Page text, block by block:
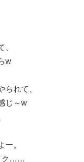
、
w
られて、
じ～w
ー。
ク……